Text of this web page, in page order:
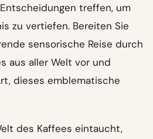
treffen, um
zu vertiefen. Bereiten Sie
sensorische Reise durch
aus aller Welt vor und
dieses emblematische
des Kaffees eintaucht,